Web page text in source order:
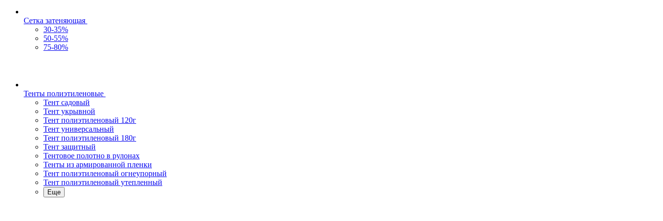
Сетка затеняющая
30-35%
50-55%
75-80%
Тенты полиэтиленовые
Тент садовый
Тент укрывной
Тент полиэтиленовый 120г
Тент универсальный
Тент полиэтиленовый 180г
Тент защитный
Тентовое полотно в рулонах
Тенты из армированной пленки
Тент полиэтиленовый огнеупорный
Тент полиэтиленовый утепленный
Еще